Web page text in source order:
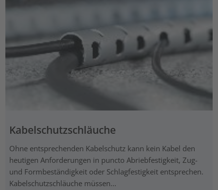
Kabelschutzschläuche
Ohne entsprechenden Kabelschutz kann kein Kabel den
heutigen Anforderungen in puncto Abriebfestigkeit, Zug-
und Formbeständigkeit oder Schlagfestigkeit entsprechen.
Kabelschutzschläuche müssen...